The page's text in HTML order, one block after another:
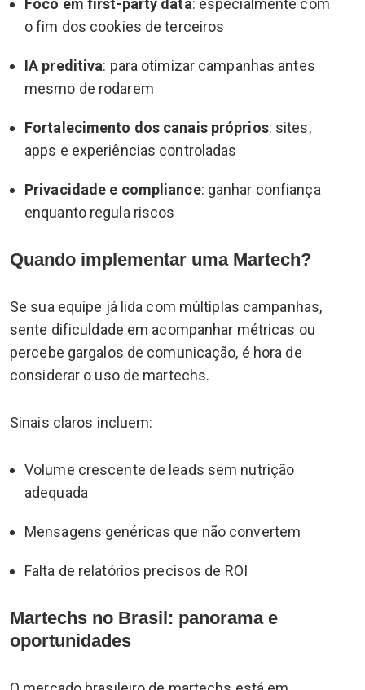
Foco em first-party data: especialmente com
o fim dos cookies de terceiros
IA preditiva: para otimizar campanhas antes
mesmo de rodarem
Fortalecimento dos canais próprios: sites,
apps e experiências controladas
Privacidade e compliance: ganhar confiança
enquanto regula riscos
Quando implementar uma Martech?
Se sua equipe já lida com múltiplas campanhas,
sente dificuldade em acompanhar métricas ou
percebe gargalos de comunicação, é hora de
considerar o uso de martechs.
Sinais claros incluem:
Volume crescente de leads sem nutrição
adequada
Mensagens genéricas que não convertem
Falta de relatórios precisos de ROI
Martechs no Brasil: panorama e
oportunidades